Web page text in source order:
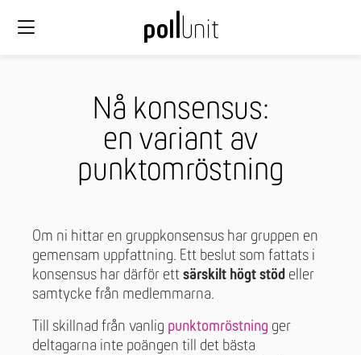
Nå konsensus:
en variant av
punktomröstning
Om ni hittar en gruppkonsensus har gruppen en
gemensam uppfattning. Ett beslut som fattats i
konsensus har därför ett särskilt högt stöd eller
samtycke från medlemmarna.
Till skillnad från vanlig punktomröstning ger
deltagarna inte poängen till det bästa